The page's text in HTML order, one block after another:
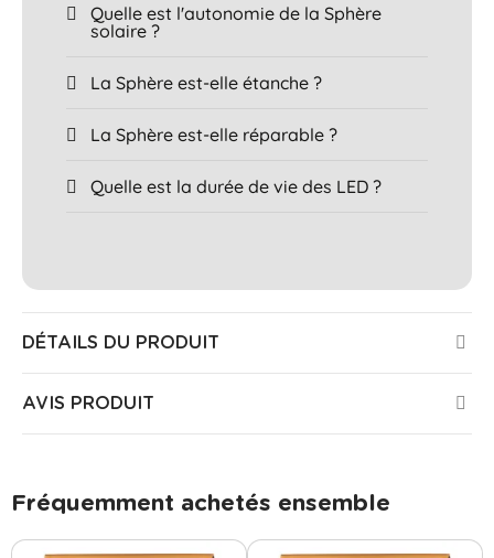
Quelle est l'autonomie de la Sphère
solaire ?
La Sphère est-elle étanche ?
La Sphère est-elle réparable ?
Quelle est la durée de vie des LED ?
DÉTAILS DU PRODUIT
AVIS PRODUIT
Fréquemment achetés ensemble